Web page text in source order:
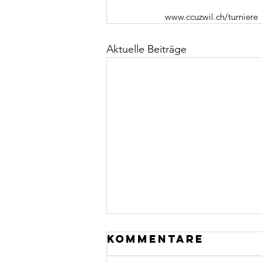
www.ccuzwil.ch/turniere
Aktuelle Beiträge
Kommentare